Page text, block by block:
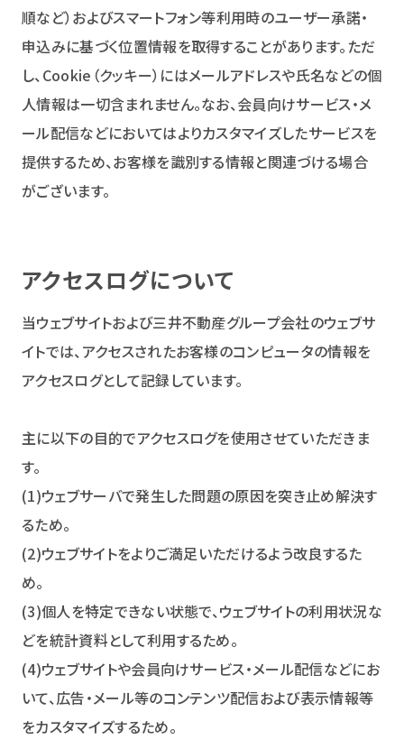
順など）およびスマートフォン等利用時のユーザー承諾・
申込みに基づく位置情報を取得することがあります。ただ
し、Cookie（クッキー）にはメールアドレスや氏名などの個
人情報は一切含まれません。なお、会員向けサービス・メ
ール配信などにおいてはよりカスタマイズしたサービスを
提供するため、お客様を識別する情報と関連づける場合
がございます。
アクセスログについて
当ウェブサイトおよび三井不動産グループ会社のウェブサ
イトでは、アクセスされたお客様のコンピュータの情報を
アクセスログとして記録しています。
主に以下の目的でアクセスログを使用させていただきま
す。
(1)ウェブサーバで発生した問題の原因を突き止め解決す
るため。
(2)ウェブサイトをよりご満足いただけるよう改良するた
め。
(3)個人を特定できない状態で、ウェブサイトの利用状況な
どを統計資料として利用するため。
(4)ウェブサイトや会員向けサービス・メール配信などにお
いて、広告・メール等のコンテンツ配信および表示情報等
をカスタマイズするため。